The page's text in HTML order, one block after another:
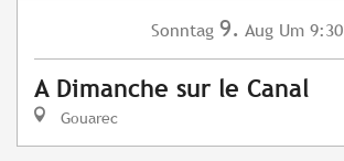
Sonntag 9. Aug Um 9:30
A Dimanche sur le Canal
Gouarec